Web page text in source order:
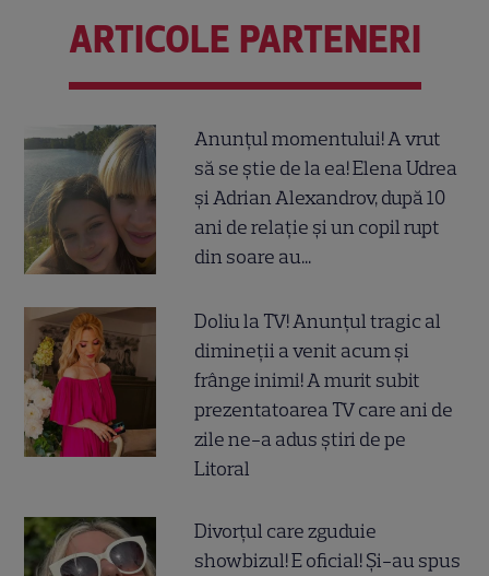
ARTICOLE PARTENERI
Anunțul momentului! A vrut
să se știe de la ea! Elena Udrea
și Adrian Alexandrov, după 10
ani de relație și un copil rupt
din soare au...
Doliu la TV! Anunțul tragic al
dimineții a venit acum și
frânge inimi! A murit subit
prezentatoarea TV care ani de
zile ne-a adus știri de pe
Litoral
Divorțul care zguduie
showbizul! E oficial! Și-au spus